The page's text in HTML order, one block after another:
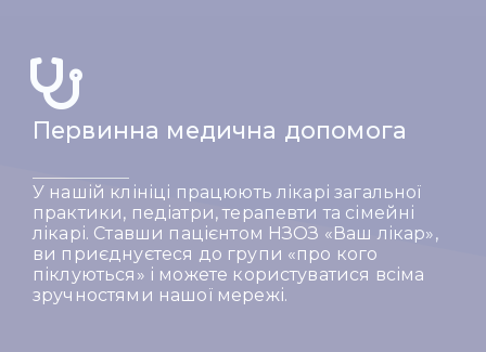
Первинна медична допомога
У нашій клініці працюють лікарі загальної
практики, педіатри, терапевти та сімейні
лікарі. Ставши пацієнтом НЗОЗ «Ваш лікар»,
ви приєднуєтеся до групи «про кого
піклуються» і можете користуватися всіма
зручностями нашої мережі.